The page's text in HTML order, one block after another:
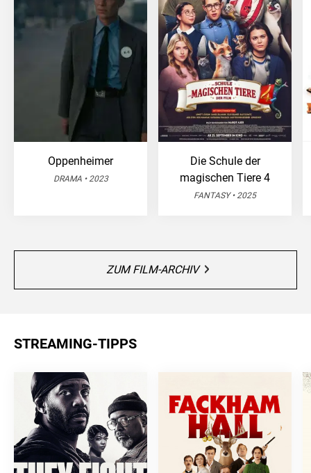
Oppenheimer
DRAMA • 2023
Die Schule der
magischen Tiere 4
FANTASY • 2025
ZUM FILM-ARCHIV
STREAMING-TIPPS